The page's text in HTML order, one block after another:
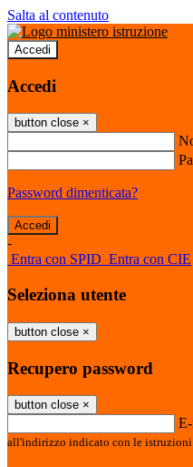
Salta al contenuto
Accedi
Accedi
button close ×
Password dimenticata?
-
Entra con SPID Entra con CIE
Seleziona utente
button close ×
Recupero password
button close ×
all'indirizzo indicato con le istruzioni